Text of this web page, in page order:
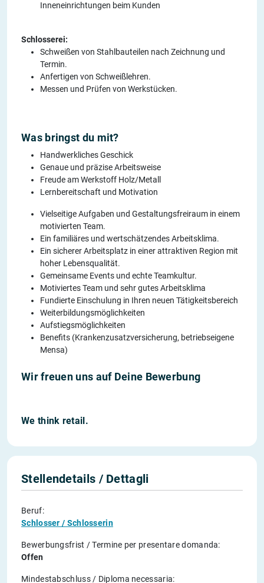
Inneneinrichtungen beim Kunden
Schlosserei:
Schweißen von Stahlbauteilen nach Zeichnung und
Termin.
Anfertigen von Schweißlehren.
Messen und Prüfen von Werkstücken.
Was bringst du mit?
Handwerkliches Geschick
Genaue und präzise Arbeitsweise
Freude am Werkstoff Holz/Metall
Lernbereitschaft und Motivation
Vielseitige Aufgaben und Gestaltungsfreiraum in einem
motivierten Team.
Ein familiäres und wertschätzendes Arbeitsklima.
Ein sicherer Arbeitsplatz in einer attraktiven Region mit
hoher Lebensqualität.
Gemeinsame Events und echte Teamkultur.
Motiviertes Team und sehr gutes Arbeitsklima
Fundierte Einschulung in Ihren neuen Tätigkeitsbereich
Weiterbildungsmöglichkeiten
Aufstiegsmöglichkeiten
Benefits (Krankenzusatzversicherung, betriebseigene
Mensa)
Wir freuen uns auf Deine Bewerbung
We think retail.
Stellendetails / Dettagli
Beruf:
Schlosser / Schlosserin
Bewerbungsfrist / Termine per presentare domanda:
Offen
Mindestabschluss / Diploma necessaria: